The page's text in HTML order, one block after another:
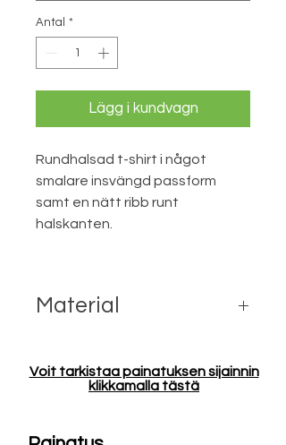
Antal *
Lägg i kundvagn
Rundhalsad t-shirt i något
smalare insvängd passform
samt en nätt ribb runt
halskanten.
Material
Voit tarkistaa painatuksen sijainnin
klikkamalla tästä